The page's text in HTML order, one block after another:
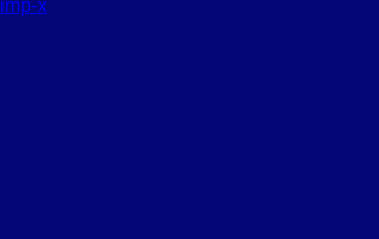
imp-x